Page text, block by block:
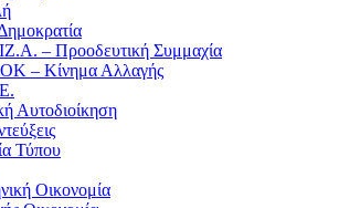
– Προοδευτική Συμμαχία
– Κίνημα Αλλαγής
Αυτοδιοίκηση
Τύπου
Οικονομία